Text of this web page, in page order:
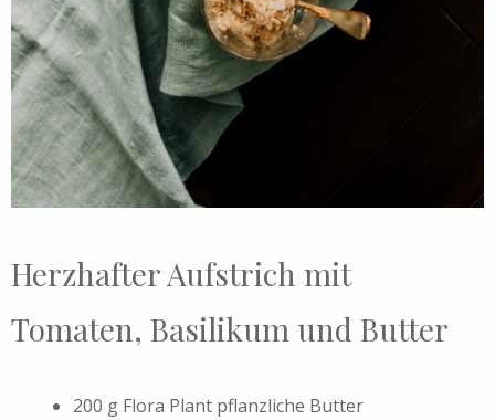
Herzhafter Aufstrich mit
Tomaten, Basilikum und Butter
200 g Flora Plant pflanzliche Butter